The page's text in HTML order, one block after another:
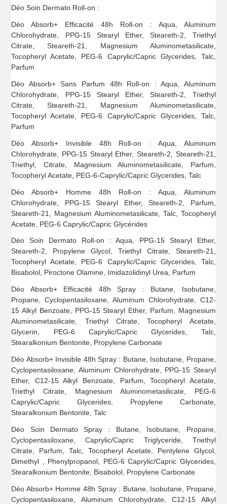
Déo Soin Dermato Roll-on :
Déo Absorb+ Efficacité 48h Roll-on : Aqua, Aluminum
Chlorohydrate, PPG-15 Stearyl Ether, Steareth-2, Triethyl
Citrate, Steareth-21, Magnesium Aluminometasilicate,
Tocopheryl Acetate, PEG-6 Caprylic/Capric Glycerides, Talc,
Parfum
Déo Absorb+ Sans Parfum 48h Roll-on : Aqua, Aluminum
Chlorohydrate, PPG-15 Stearyl Ether, Steareth-2, Triethyl
Citrate, Steareth-21, Magnesium Aluminometasilicate,
Tocopheryl Acetate, PEG-6 Caprylic/Capric Glycerides, Talc,
Parfum
Déo Absorb+ Invisible 48h Roll-on : Aqua, Aluminum
Chlorohydrate, PPG-15 Stearyl Ether, Steareth-2, Steareth-21,
Triethyl, Citrate, Magnesium Aluminometasilicate, Parfum,
Tocopheryl Acetate, PEG-6-Caprylic/Capric Glycerides, Talc
Déo Absorb+ Homme 48h Roll-on : Aqua, Aluminum
Chlorohydrate, PPG-15 Stearyl Ether, Steareth-2, Parfum,
Steareth-21, Magnesium Aluminometasilicate, Talc, Tocopheryl
Acetate, PEG-6 Caprylic/Capric Glycérides
Déo Soin Dermato Roll-on : Aqua, PPG-15 Stearyl Ether,
Steareth-2, Propylene Glycol, Triethyl Citrate, Steareth-21,
Tocopheryl Acetate, PEG-6 Caprylic/Capric Glycerides, Talc,
Bisabolol, Piroctone Olamine, Imidazolidinyl Urea, Parfum
Déo Absorb+ Efficacité 48h Spray : Butane, Isobutane,
Propane, Cyclopentasiloxane, Aluminum Chlorohydrate, C12-
15 Alkyl Benzoate, PPG-15 Stearyl Ether, Parfum, Magnesium
Aluminometasilicate, Triethyl Citrate, Tocopheryl Acetate,
Glycerin, PEG-6 Caprylic/Capric Glycerides, Talc,
Stearalkonium Bentonite, Propylene Carbonate
Déo Absorb+ Invisible 48h Spray : Butane, Isobutane, Propane,
Cyclopentasiloxane, Aluminum Chlorohydrate, PPG-15 Stearyl
Ether, C12-15 Alkyl Benzoate, Parfum, Tocopheryl Acetate,
Triethyl Citrate, Magnesium Aluminometasilicate, PEG-6
Caprylic/Capric Glycerides, Propylene Carbonate,
Stearalkonium Bentonite, Talc
Déo Soin Dermato Spray : Butane, Isobutane, Propane,
Cyclopentasiloxane, Caprylic/Capric Triglyceride, Triethyl
Citrate, Parfum, Talc, Tocopheryl Acetate, Pentylene Glycol,
Dimethyl , Phenylpropanol, PEG-6 Caprylic/Capric Glycerides,
Stearalkonium Bentonite, Bisabolol, Propylene Carbonate
Déo Absorb+ Homme 48h Spray : Butane, Isobutane, Propane,
Cyclopentasiloxane, Aluminum Chlorohydrate, C12-15 Alkyl